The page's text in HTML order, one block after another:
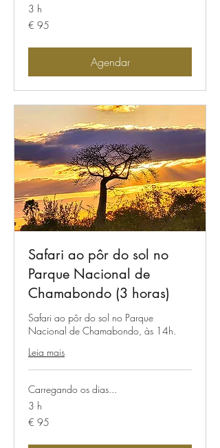
3 h
95
Euros
€ 95
Agendar
Safari ao pôr do sol no
Parque Nacional de
Chamabondo (3 horas)
Safari ao pôr do sol no Parque
Nacional de Chamabondo, às 14h.
Leia mais
Carregando os dias...
3 h
95
Euros
€ 95